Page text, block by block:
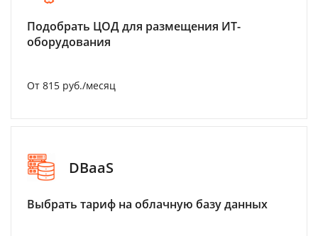
Подобрать ЦОД для размещения ИТ-
оборудования
От 815 руб./месяц
DBaaS
Выбрать тариф на облачную базу данных